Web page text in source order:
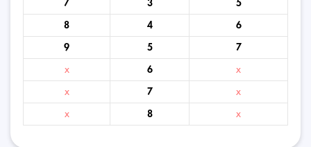
7 3 5
8 4 6
9 5 7
x 6 x
x 7 x
x 8 x